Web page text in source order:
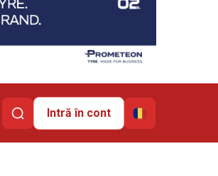
Intră în cont